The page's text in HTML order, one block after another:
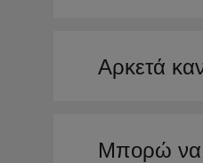
Αρκετά
Μπορώ να